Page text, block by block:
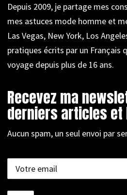
Depuis 2009, je partage mes
mes astuces mode homme et
Las Vegas, New York, Los
pratiques écrits par un Français
voyage depuis plus de 16 ans.
Recevez ma
derniers articles
Aucun spam, un seul envoi par